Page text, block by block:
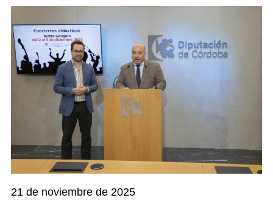
21 de noviembre de 2025